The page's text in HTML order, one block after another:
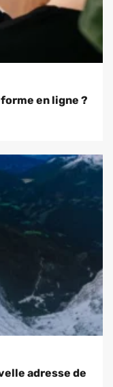
en ligne ?
adresse de